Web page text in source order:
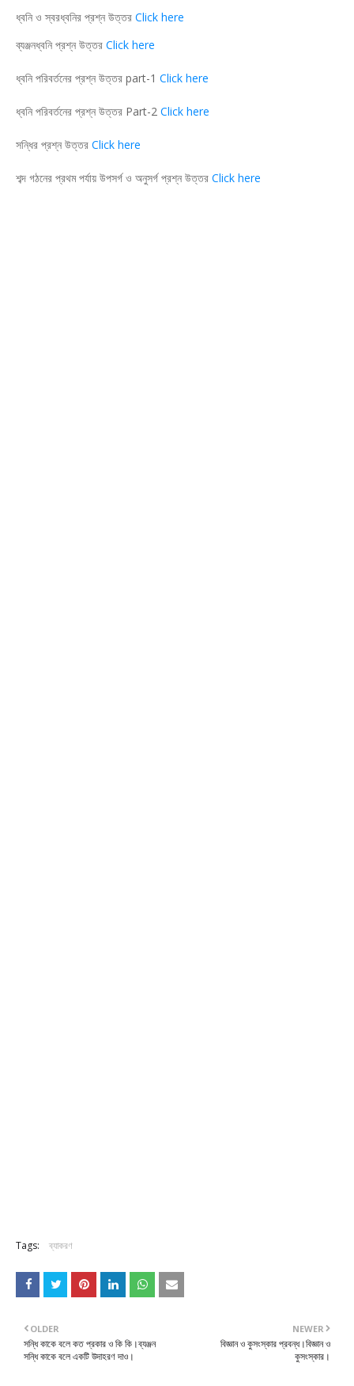
ধ্বনি ও স্বরধ্বনির প্রশ্ন উত্তর Click here
ব্যঞ্জনধ্বনি প্রশ্ন উত্তর Click here
ধ্বনি পরিবর্তনের প্রশ্ন উত্তর part-1 Click here
ধ্বনি পরিবর্তনের প্রশ্ন উত্তর Part-2 Click here
সন্ধির প্রশ্ন উত্তর Click here
শব্দ গঠনের প্রথম পর্যায় উপসর্গ ও অনুসর্গ প্রশ্ন উত্তর Click here
Tags: ব্যাকরণ
NEWER
বিজ্ঞান ও কুসংস্কার প্রবন্ধ।বিজ্ঞান ও
কুসংস্কার।
OLDER
সন্ধি কাকে বলে কত প্রকার ও কি কি।ব্যঞ্জন
সন্ধি কাকে বলে একটি উদাহরণ দাও।